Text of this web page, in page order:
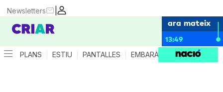
|
Newsletters
ara mateix
13:49
PLANS ESTIU PANTALLES EMBARÀS CRIANÇA